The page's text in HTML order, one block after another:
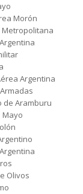
Morón
Metropolitana
Argentina
de Aramburu
Mayo
Olivos